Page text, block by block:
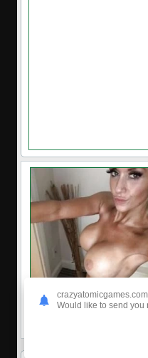
✔️Настя пишет Вам
crazyatomicgames.com
Would like to send you